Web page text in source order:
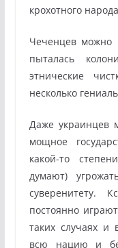
крохотного
Чеченцев можно
пыталась
этнические
несколько
Даже украинцев
мощное
какой-то
думают)
суверенитету.
постоянно
таких случаях и
всю нацию и